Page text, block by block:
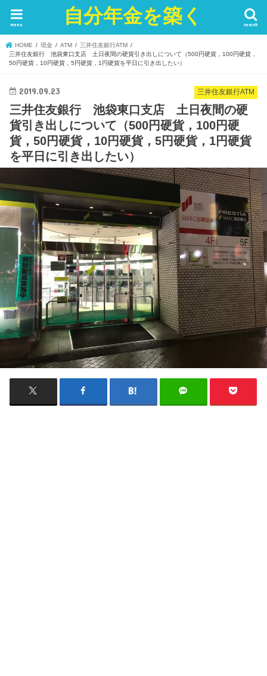
自分年金を築く search
menu
HOME 現金 ATM
三井住友銀行ATM
三井住友銀行 池袋東口支店 土日夜間の硬貨引き出しについて（500円硬貨，100円硬貨，
50円硬貨，10円硬貨，5円硬貨，1円硬貨を平日に引き出したい）
三井住友銀行ATM
2019.09.23
三井住友銀行 池袋東口支店 土日夜間の硬
貨引き出しについて（500円硬貨，100円硬
貨，50円硬貨，10円硬貨，5円硬貨，1円硬貨
を平日に引き出したい）